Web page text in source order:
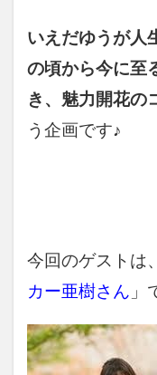
いえだゆうが人
の頃から今に至
き、魅力開花の
う企画です♪
今回のゲストは
カー亜樹さん 」